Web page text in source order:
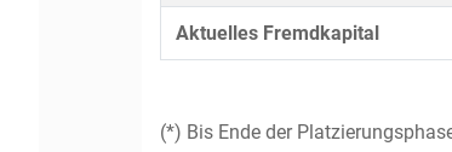
Aktuelles Fremdkapital
(*) Bis Ende der